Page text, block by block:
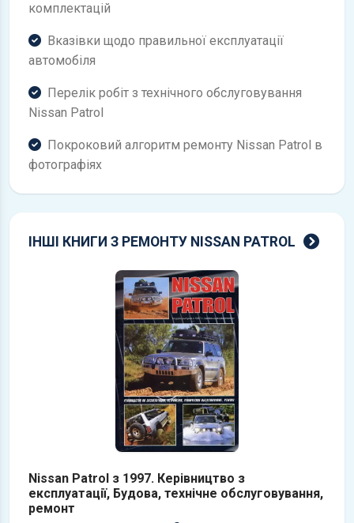
комплектацій
Вказівки щодо правильної експлуатації
автомобіля
Перелік робіт з технічного обслуговування
Nissan Patrol
Покроковий алгоритм ремонту Nissan Patrol в
фотографіях
ІНШІ КНИГИ З РЕМОНТУ NISSAN PATROL
Nissan Patrol з 1997. Керівництво з
експлуатації, Будова, технічне обслуговування,
ремонт